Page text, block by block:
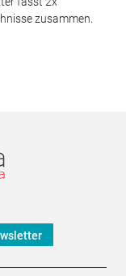
zusammen.